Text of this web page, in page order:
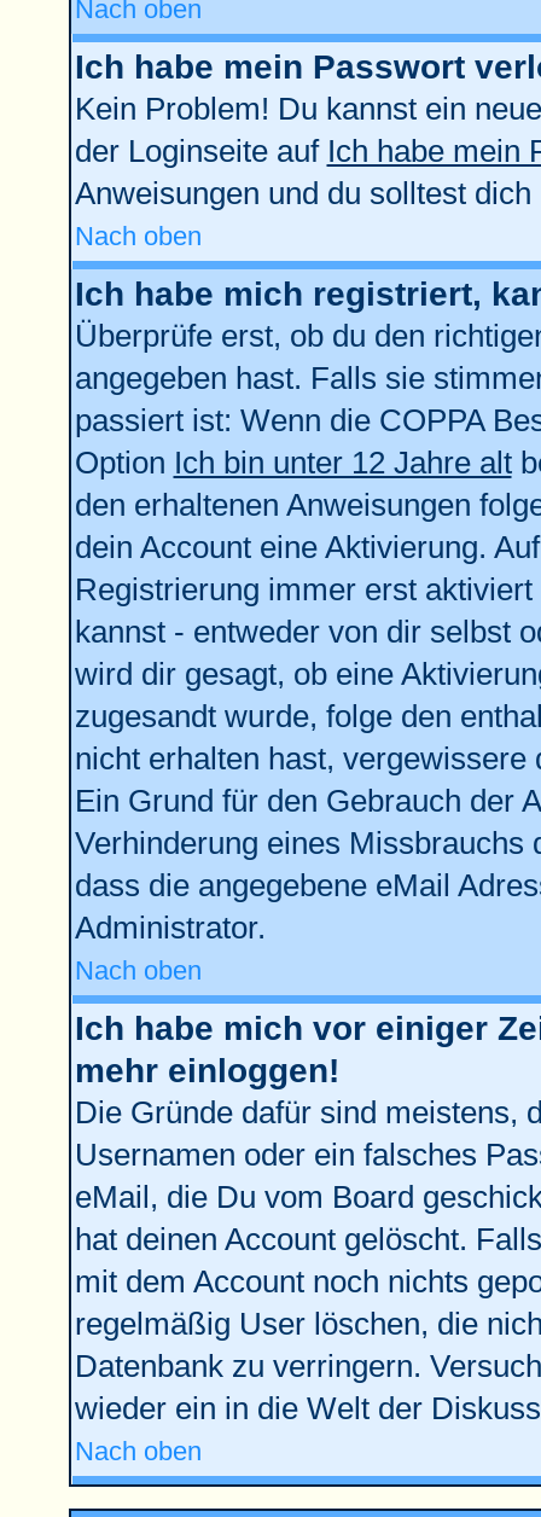
Nach oben
Ich habe mein Passwort
Kein Problem! Du kannst ein
der Loginseite auf Ich habe mein
Anweisungen und du solltest
Nach oben
Ich habe mich registriert,
Überprüfe erst, ob du den
angegeben hast. Falls sie
passiert ist: Wenn die COPPA
Option Ich bin unter 12 Jahre alt
den erhaltenen Anweisungen
dein Account eine Aktivierung.
Registrierung immer erst
kannst - entweder von dir selbst
wird dir gesagt, ob eine
zugesandt wurde, folge den
nicht erhalten hast,
Ein Grund für den Gebrauch der
Verhinderung eines
dass die angegebene eMail
Administrator.
Nach oben
Ich habe mich vor einiger
mehr einloggen!
Die Gründe dafür sind meistens,
Usernamen oder ein falsches
eMail, die Du vom Board
hat deinen Account gelöscht.
mit dem Account noch nichts
regelmäßig User löschen, die
Datenbank zu verringern.
wieder ein in die Welt der
Nach oben